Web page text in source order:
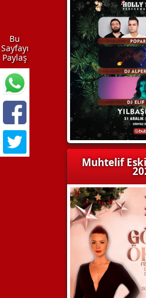
Muhtelif
Bu
Sayfayı
Paylaş